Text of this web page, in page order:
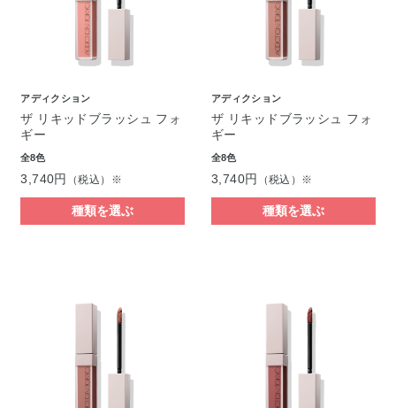
アディクション
ザ リキッドブラッシュ フォ
ギー
全8色
3,740円 （税込）※
種類を選ぶ
アディクション
ザ リキッドブラッシュ フォ
ギー
全8色
3,740円 （税込）※
種類を選ぶ